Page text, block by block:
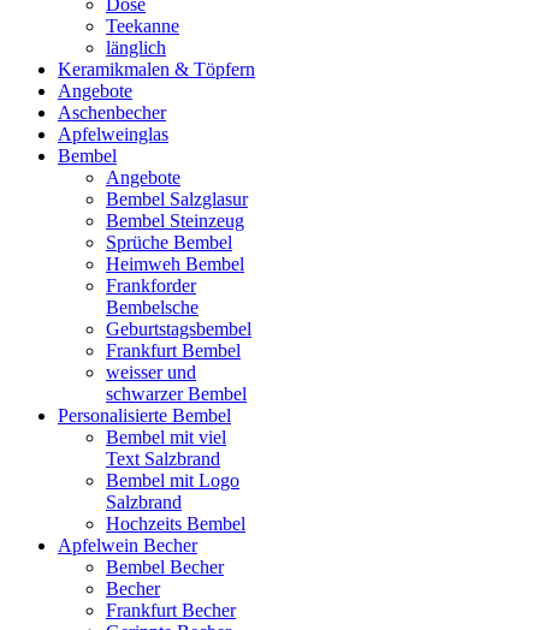
Dose
Teekanne
länglich
Keramikmalen & Töpfern
Angebote
Aschenbecher
Apfelweinglas
Bembel
Angebote
Bembel Salzglasur
Bembel Steinzeug
Sprüche Bembel
Heimweh Bembel
Frankforder
Bembelsche
Geburtstagsbembel
Frankfurt Bembel
weisser und
schwarzer Bembel
Personalisierte Bembel
Bembel mit viel
Text Salzbrand
Bembel mit Logo
Salzbrand
Hochzeits Bembel
Apfelwein Becher
Bembel Becher
Becher
Frankfurt Becher